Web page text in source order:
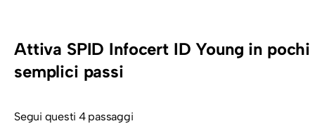
Attiva SPID Infocert ID Young in pochi
semplici passi
Segui questi 4 passaggi